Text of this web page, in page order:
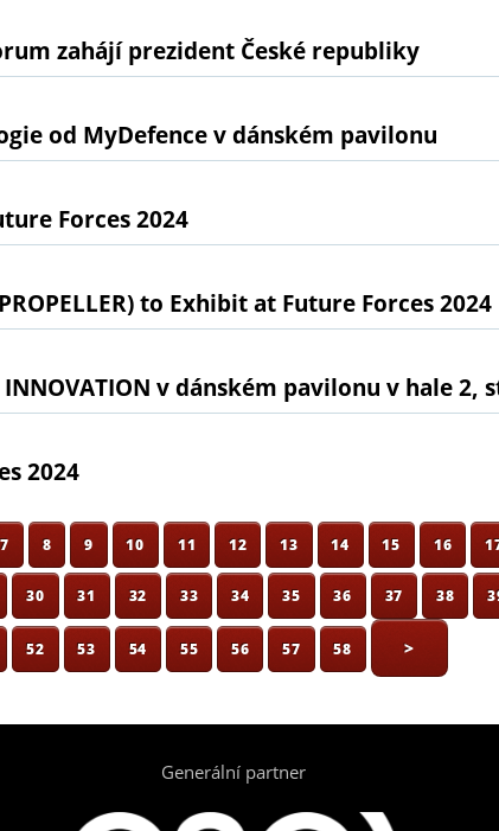
zahájí prezident České republiky
od MyDefence v dánském pavilonu
Forces 2024
to Exhibit at Future Forces 2024
v dánském pavilonu v hale 2,
2024
7 8 9 10 11 12 13 14 15 16
30 31 32 33 34 35 36 37 38
52 53 54 55 56 57 58 >
Generální partner